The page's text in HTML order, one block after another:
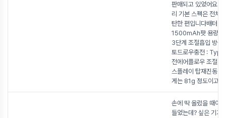
판매되고 있었어요
리 기본 스펙은 전체
탄한 편입니다배터리 :
1500mAh팟 용량 :
3단계 조절흡입 방식
토드로우충전 :
전에어플로우 조절
스플레이 탑재진동
게는 81g 정도이고
손에 딱 올렸을 때이
들었는데? 싶은 기기